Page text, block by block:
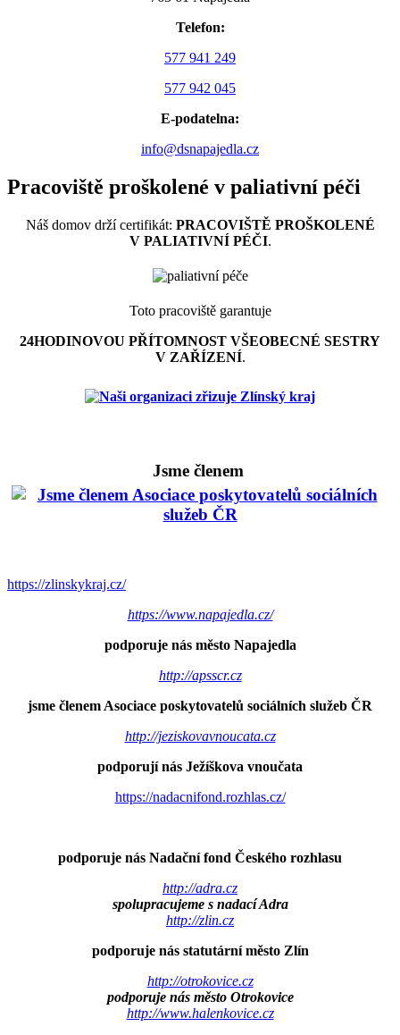
Telefon:
577 941 249
577 942 045
E-podatelna:
info@dsnapajedla.cz
Pracoviště proškolené v paliativní péči
Náš domov drží certifikát: PRACOVIŠTĚ PROŠKOLENÉ
V PALIATIVNÍ PÉČI.
Toto pracoviště garantuje
24HODINOVOU PŘÍTOMNOST VŠEOBECNÉ SESTRY
V ZAŘÍZENÍ.
Jsme členem
https://zlinskykraj.cz/
https://www.napajedla.cz/
podporuje nás město Napajedla
http://apsscr.cz
jsme členem Asociace poskytovatelů sociálních služeb ČR
http://jeziskovavnoucata.cz
podporují nás Ježíškova vnoučata
https://nadacnifond.rozhlas.cz/
podporuje nás Nadační fond Českého rozhlasu
http://adra.cz
spolupracujeme s nadací Adra
http://zlin.cz
podporuje nás statutární město Zlín
http://otrokovice.cz
podporuje nás město Otrokovice
http://www.halenkovice.cz